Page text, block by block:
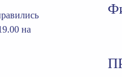
на